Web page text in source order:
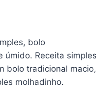
bolo
úmido. Receita simples
bolo tradicional macio,
molhadinho.